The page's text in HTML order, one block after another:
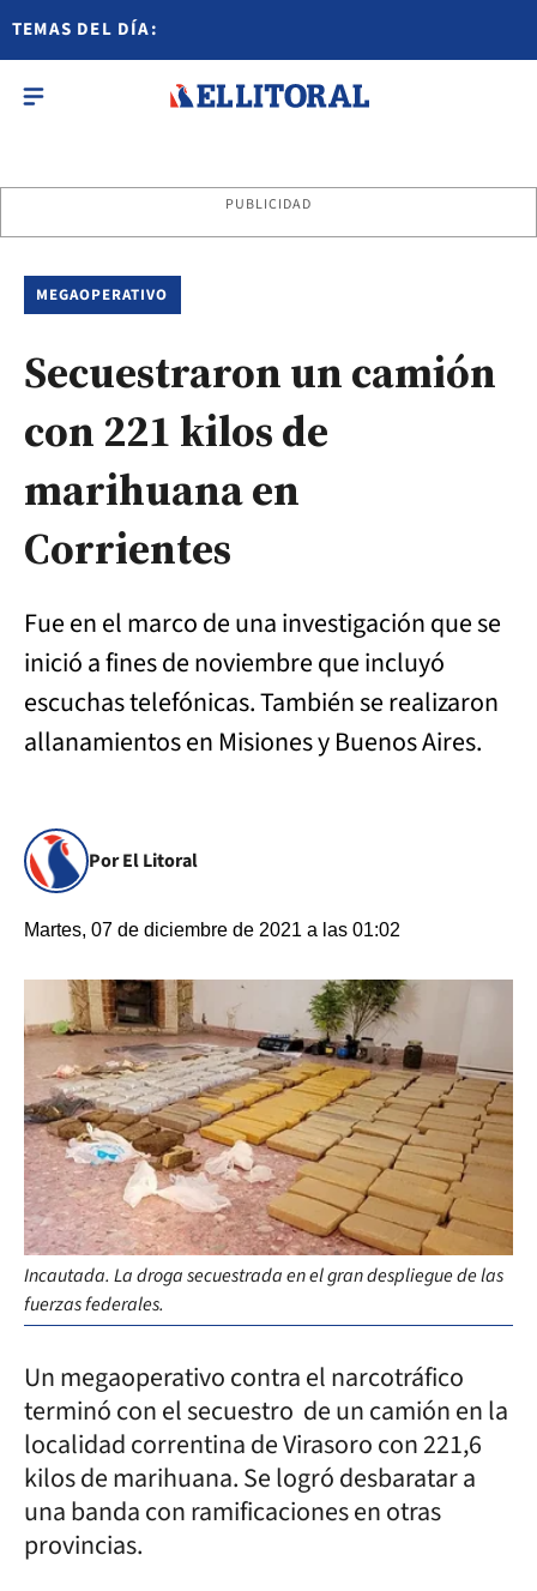
TEMAS DEL DÍA:
PUBLICIDAD
MEGAOPERATIVO
Secuestraron un camión
con 221 kilos de
marihuana en
Corrientes
Fue en el marco de una investigación que se
inició a fines de noviembre que incluyó
escuchas telefónicas. También se realizaron
allanamientos en Misiones y Buenos Aires.
Por El Litoral
Martes, 07 de diciembre de 2021 a las 01:02
Incautada. La droga secuestrada en el gran despliegue de las
fuerzas federales.
Un megaoperativo contra el narcotráfico
terminó con el secuestro de un camión en la
localidad correntina de Virasoro con 221,6
kilos de marihuana. Se logró desbaratar a
una banda con ramificaciones en otras
provincias.